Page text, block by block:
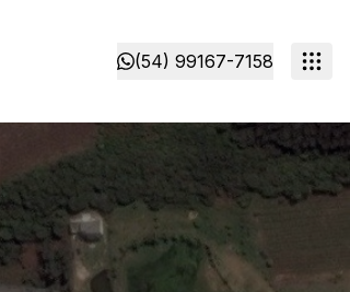
(54) 99167-7158